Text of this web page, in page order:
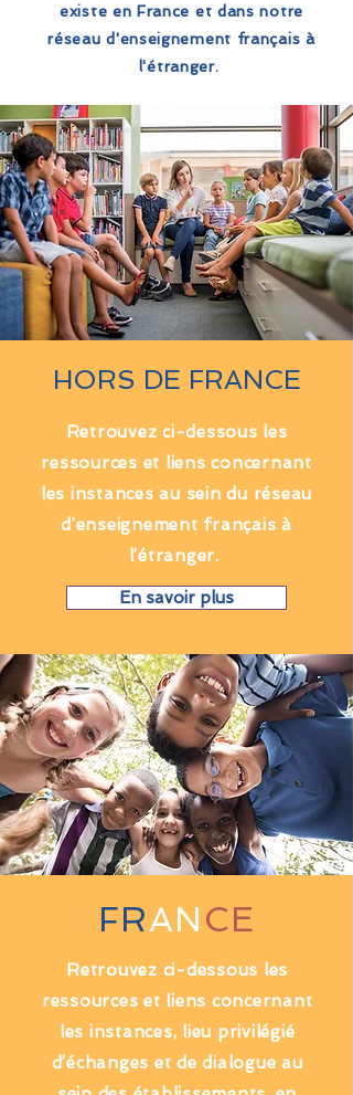
existe en France et dans notre
réseau d'enseignement français à
l'étranger.
HORS DE FRANCE
Retrouvez ci-dessous les
ressources et liens concernant
les instances au sein du réseau
d’enseignement français à
l’étranger.
En savoir plus
FRANCE
Retrouvez ci-dessous les
ressources et liens concernant
les instances, lieu privilégié
d’échanges et de dialogue au